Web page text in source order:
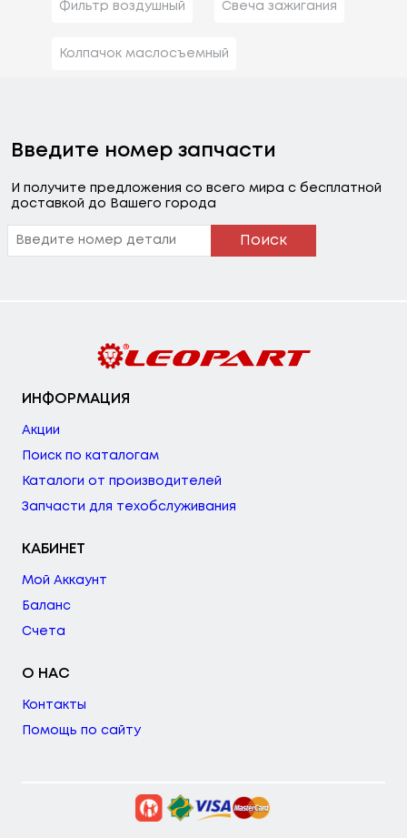
Фильтр воздушный Свеча зажигания
Колпачок маслосъемный
Введите номер запчасти
И получите предложения со всего мира с бесплатной
доставкой до Вашего города
Поиск
ИНФОРМАЦИЯ
Акции
Поиск по каталогам
Каталоги от производителей
Запчасти для техобслуживания
КАБИНЕТ
Мой Аккаунт
Баланс
Счета
О НАС
Контакты
Помощь по сайту